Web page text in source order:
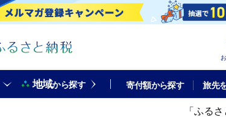
地域から探す 寄付額から探す 旅先
「ふる